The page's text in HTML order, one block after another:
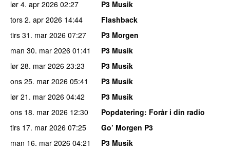
lør 4. apr 2026 02:27
P3 Musik
tors 2. apr 2026 14:44
Flashback
tirs 31. mar 2026 07:27
P3 Morgen
man 30. mar 2026 01:41
P3 Musik
lør 28. mar 2026 23:23
P3 Musik
ons 25. mar 2026 05:41
P3 Musik
lør 21. mar 2026 04:42
P3 Musik
ons 18. mar 2026 12:30 Popdatering: Forår i din radio
tirs 17. mar 2026 07:25
Go’ Morgen P3
man 16. mar 2026 04:21
P3 Musik